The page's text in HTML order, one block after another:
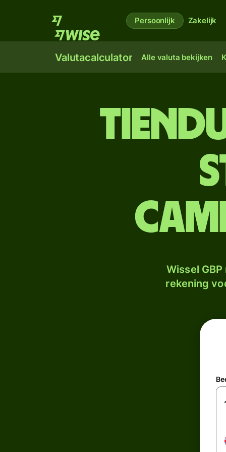
Persoonlijk Zakelijk
Valutacalculator Alle valuta bekijken
Wissel
rekening